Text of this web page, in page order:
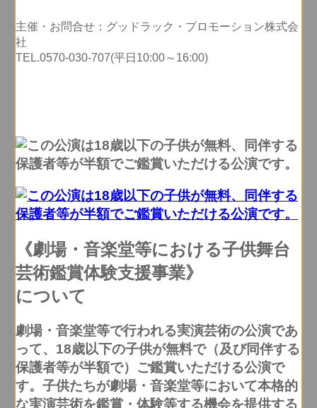
主催・お問合せ：グッドラック・プロモーション株式会
社
TEL.0570-030-707(平日10:00～16:00)
《劇場・音楽堂等における子供舞台
芸術鑑賞体験支援事業》
について
劇場・音楽堂等で行われる実演芸術の公演であ
って、18歳以下の子供が無料で（及び同伴する
保護者等が半額で）ご鑑賞いただける公演で
す。子供たちが劇場・音楽堂等において本格的
な実演芸術を鑑賞・体験等する機会を提供する